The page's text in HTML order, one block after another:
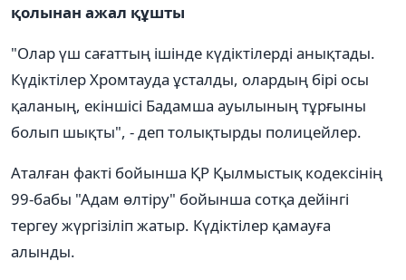
қолынан ажал құшты
"Олар үш сағаттың ішінде күдіктілерді анықтады.
Күдіктілер Хромтауда ұсталды, олардың бірі осы
қаланың, екіншісі Бадамша ауылының тұрғыны
болып шықты", - деп толықтырды полицейлер.
Аталған факті бойынша ҚР Қылмыстық кодексінің
99-бабы "Адам өлтіру" бойынша сотқа дейінгі
тергеу жүргізіліп жатыр. Күдіктілер қамауға
алынды.